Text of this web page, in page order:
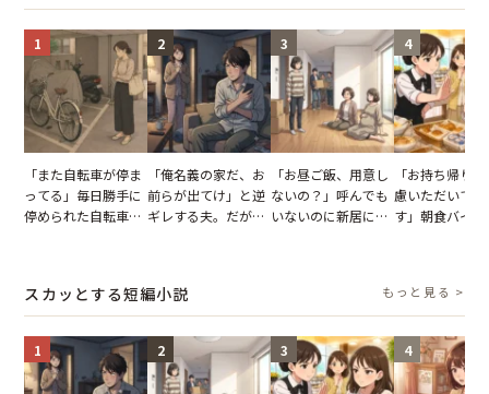
1
「また自転車が停ま
ってる」毎日勝手に
停められた自転車。
2
「俺名義の家だ、お
前らが出てけ」と逆
ギレする夫。だが、
3
「お昼ご飯、用意し
ないの？」呼んでも
いないのに新居にあ
4
「お持ち帰り
慮いただいて
す」朝食バイ
が一変
スカッとする短編小説 もっと見る >
1 2 3 4